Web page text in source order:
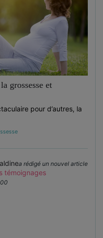
grossesse et
pour d’autres, la
a rédigé un nouvel article
témoignages